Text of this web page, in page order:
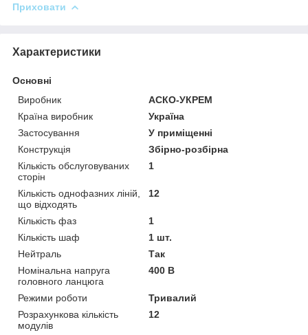
Приховати
Характеристики
Основні
Виробник
АСКО-УКРЕМ
Країна виробник
Україна
Застосування
У приміщенні
Конструкція
Збірно-розбірна
Кількість обслуговуваних
сторін
1
Кількість однофазних ліній,
що відходять
12
Кількість фаз
1
Кількість шаф
1 шт.
Нейтраль
Так
Номінальна напруга
головного ланцюга
400 В
Режими роботи
Тривалий
Розрахункова кількість
модулів
12